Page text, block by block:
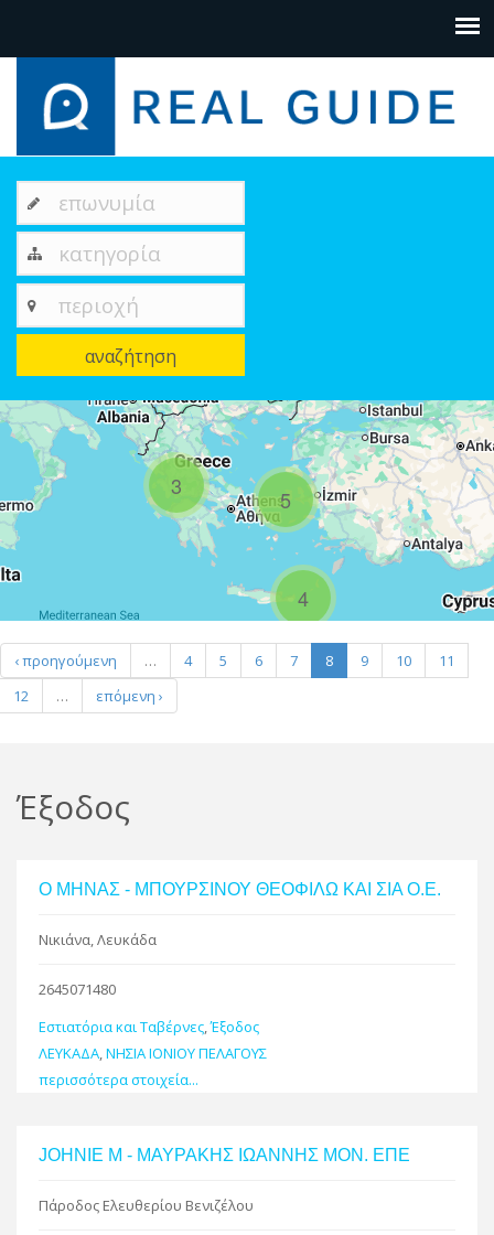
επωνυμία
κατηγορία
περιοχή
αναζήτηση
3
4
5
+
−
R
| Map data ©Google
‹ προηγούμενη … 4 5 6 7 8 9 10
11
12
… επόμενη ›
Έξοδος
Ο ΜΗΝΑΣ - ΜΠΟΥΡΣΙΝΟΥ ΘΕΟΦΙΛΩ ΚΑΙ ΣΙΑ Ο.Ε.
Νικιάνα, Λευκάδα
2645071480
Εστιατόρια και Ταβέρνες,Έξοδος
ΛΕΥΚΑΔΑ,ΝΗΣΙΑ ΙΟΝΙΟΥ ΠΕΛΑΓΟΥΣ
περισσότερα στοιχεία...
JOHNIE M - ΜΑΥΡΑΚΗΣ ΙΩΑΝΝΗΣ ΜΟΝ. ΕΠΕ
Πάροδος Ελευθερίου Βενιζέλου